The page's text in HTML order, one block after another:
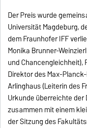
Der Preis wurde
Universität Magdeburg,
dem Fraunhofer IFF
Monika Brunner-
und Chancengleichheit),
Direktor des Max-
Arlinghaus (Leiterin des
Urkunde überreichte der
zusammen mit einem
der Sitzung des